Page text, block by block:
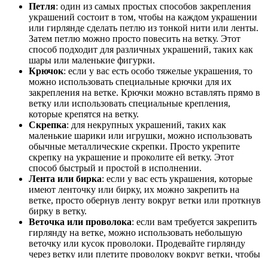
Петля: один из самых простых способов закрепления
украшений состоит в том, чтобы на каждом украшении
или гирлянде сделать петлю из тонкой нити или ленты.
Затем петлю можно просто повесить на ветку. Этот
способ подходит для различных украшений, таких как
шары или маленькие фигурки.
Крючок: если у вас есть особо тяжелые украшения, то
можно использовать специальные крючки для их
закрепления на ветке. Крючки можно вставлять прямо в
ветку или использовать специальные крепления,
которые крепятся на ветку.
Скрепка: для некрупных украшений, таких как
маленькие шарики или игрушки, можно использовать
обычные металлические скрепки. Просто укрепите
скрепку на украшение и проколите ей ветку. Этот
способ быстрый и простой в исполнении.
Лента или бирка: если у вас есть украшения, которые
имеют ленточку или бирку, их можно закрепить на
ветке, просто обернув ленту вокруг ветки или проткнув
бирку в ветку.
Веточка или проволока: если вам требуется закрепить
гирлянду на ветке, можно использовать небольшую
веточку или кусок проволоки. Продевайте гирлянду
через ветку или плетите проволоку вокруг ветки, чтобы